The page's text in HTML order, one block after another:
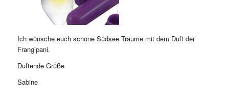
Ich wünsche euch schöne Südsee Träume mit dem Duft der
Frangipani.
Duftende Grüße
Sabine